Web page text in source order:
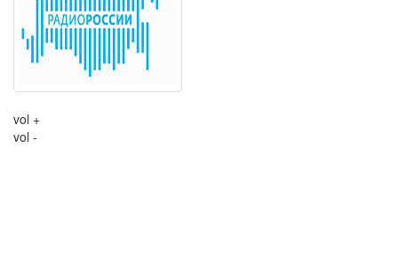
vol +
vol -